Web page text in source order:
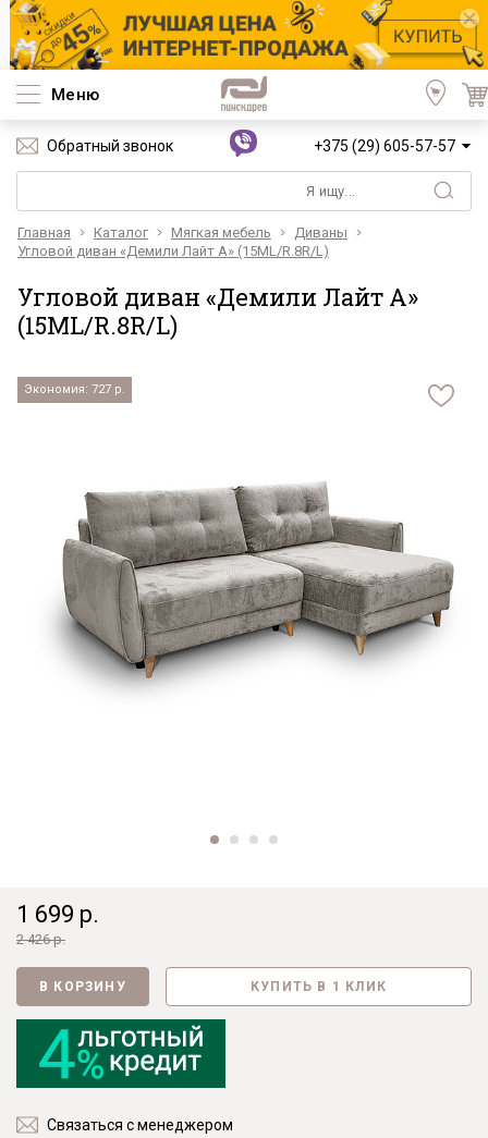
Меню
Обратный звонок +375 (29) 605-57-57
Главная Каталог Мягкая мебель
Диваны
Угловой диван «Демили Лайт А» (15ML/R.8R/L)
Угловой диван «Демили Лайт А»
(15ML/R.8R/L)
Экономия: 727 р.
1 699 р.
2 426 р.
В КОРЗИНУ КУПИТЬ В 1 КЛИК
Связаться с менеджером